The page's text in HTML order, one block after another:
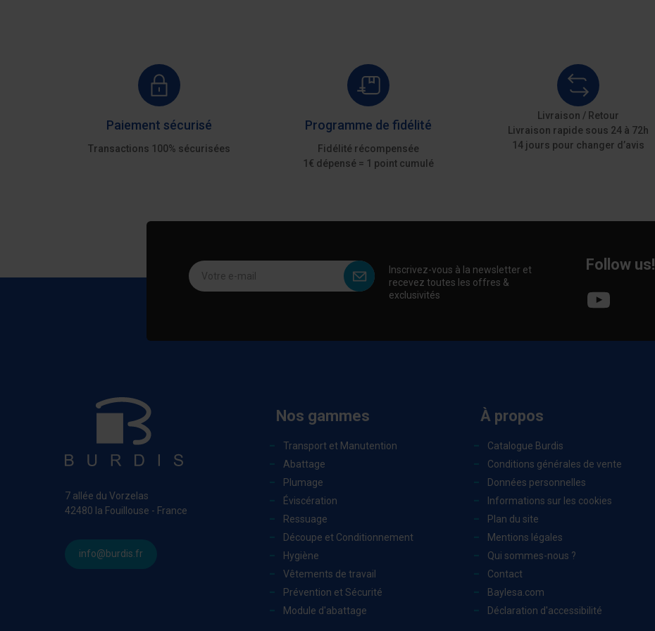
Paiement sécurisé
Transactions 100% sécurisées
Programme de fidélité
Fidélité récompensée
1€ dépensé = 1 point cumulé
Livraison / Retour
Livraison rapide sous 24 à 72h
14 jours pour changer d’avis
Inscrivez-vous à la newsletter et
recevez toutes les offres &
exclusivités
Votre e-mail Follow us!
7 allée du Vorzelas
42480 la Fouillouse - France
info@burdis.fr
Nos gammes
Transport et Manutention
Abattage
Plumage
Éviscération
Ressuage
Découpe et Conditionnement
Hygiène
Vêtements de travail
Prévention et Sécurité
Module d'abattage
À propos
Catalogue Burdis
Conditions générales de vente
Données personnelles
Informations sur les cookies
Plan du site
Mentions légales
Qui sommes-nous ?
Contact
Baylesa.com
Déclaration d'accessibilité